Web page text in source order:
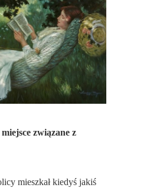
związane z
mieszkał kiedyś jakiś